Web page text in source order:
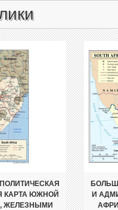
КАРТА ЮЖНОЙ
ЖЕЛЕЗНЫМИ
И